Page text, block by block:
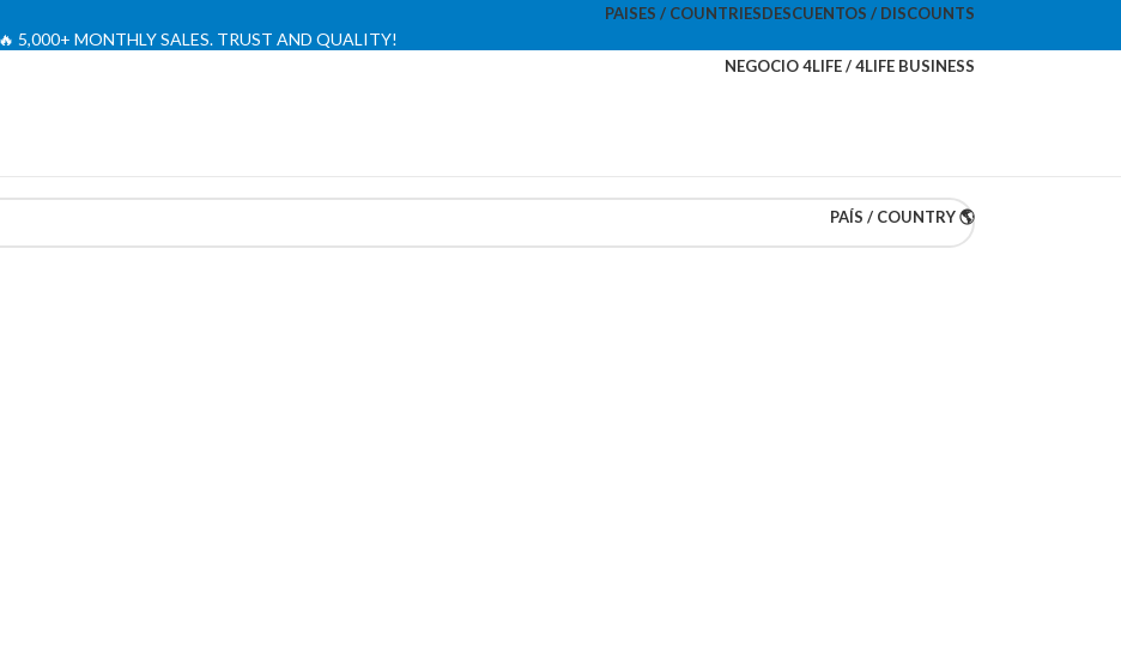
PAISES / COUNTRIESDESCUENTOS / DISCOUNTS
5,000+ MONTHLY SALES. TRUST AND QUALITY!
NEGOCIO 4LIFE / 4LIFE BUSINESS
PAÍS / COUNTRY 🌎